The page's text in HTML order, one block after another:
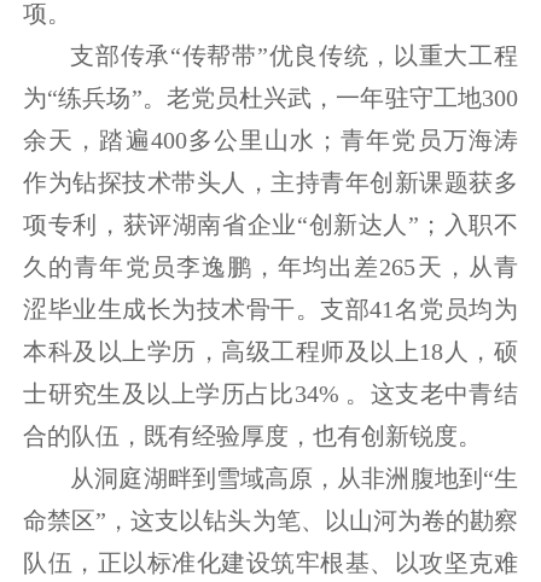
项。
支部传承“传帮带”优良传统，以重大工程
为“练兵场”。老党员杜兴武，一年驻守工地300
余天，踏遍400多公里山水；青年党员万海涛
作为钻探技术带头人，主持青年创新课题获多
项专利，获评湖南省企业“创新达人”；入职不
久的青年党员李逸鹏，年均出差265天，从青
涩毕业生成长为技术骨干。支部41名党员均为
本科及以上学历，高级工程师及以上18人，硕
士研究生及以上学历占比34% 。这支老中青结
合的队伍，既有经验厚度，也有创新锐度。
从洞庭湖畔到雪域高原，从非洲腹地到“生
命禁区”，这支以钻头为笔、以山河为卷的勘察
队伍，正以标准化建设筑牢根基、以攻坚克难